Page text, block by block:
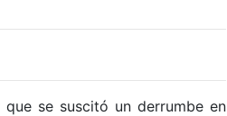
se suscitó un derrumbe en